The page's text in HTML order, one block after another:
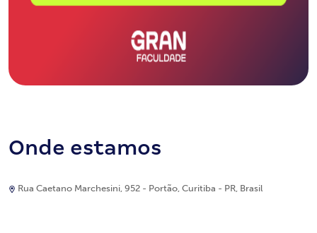
Onde estamos
Rua Caetano Marchesini, 952 - Portão, Curitiba - PR, Brasil